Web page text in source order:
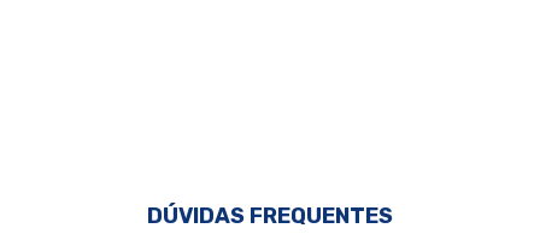
DÚVIDAS FREQUENTES